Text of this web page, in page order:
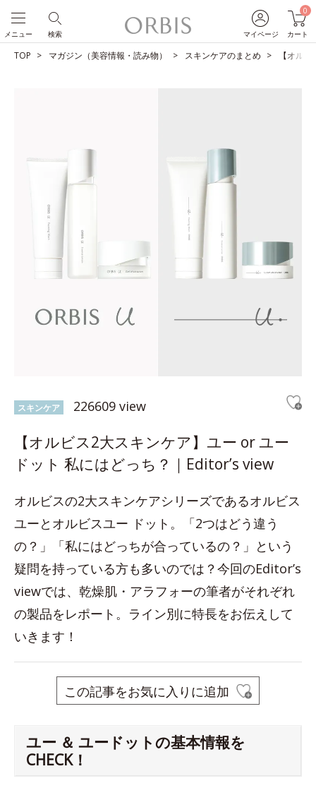
マイページ
0
カート
検索
メニュー
TOP マガジン（美容情報・読み物） スキンケアのまとめ 【オル
スキンケア 226609 view
【オルビス2大スキンケア】ユー or ユー
ドット 私にはどっち？｜Editor’s view
オルビスの2大スキンケアシリーズであるオルビス
ユーとオルビスユー ドット。「2つはどう違う
の？」「私にはどっちが合っているの？」という
疑問を持っている方も多いのでは？今回のEditor’s
viewでは、乾燥肌・アラフォーの筆者がそれぞれ
の製品をレポート。ライン別に特長をお伝えして
いきます！
この記事をお気に入りに追加
ユー ＆ ユードットの基本情報を
CHECK！